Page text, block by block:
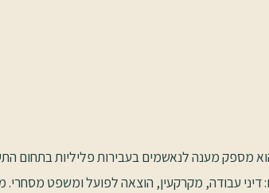
מספק מענה לנאשמים בעבירות פליליות בתחום
עבודה, מקרקעין, הוצאה לפועל ומשפט